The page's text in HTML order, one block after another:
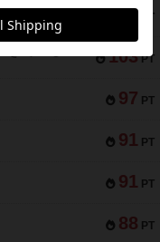
133 PT
103 PT
97 PT
91 PT
91 PT
88 PT